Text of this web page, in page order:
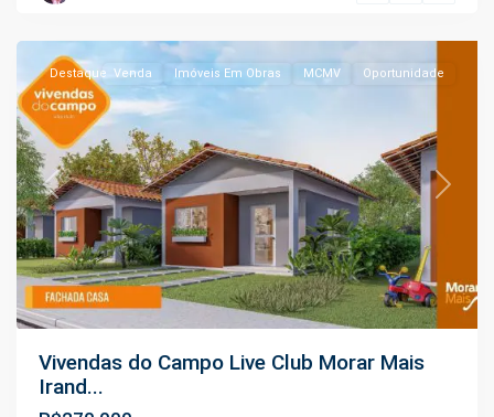
Previous Next
Destaque Venda Imóveis Em Obras MCMV Oportunidade
Vivendas do Campo Live Club Morar Mais
Irand...